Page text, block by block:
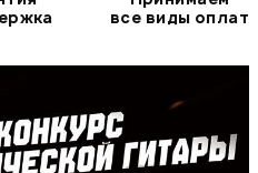
все виды оплат